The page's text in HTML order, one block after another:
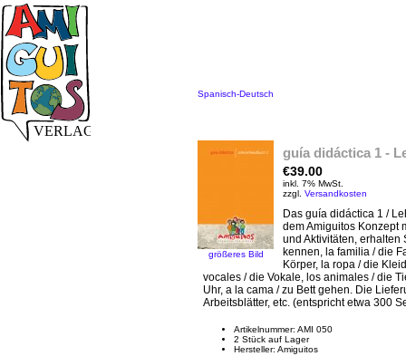
Spanisch-Deutsch
größeres Bild
guía didáctica 1 -
€39.00
inkl. 7% MwSt.
zzgl. Versandkosten
Das guía didáctica 1 /
dem Amiguitos Konzept
und Aktivitäten,
kennen, la familia / die
Körper, la ropa / die
vocales / die Vokale, los animales / die
Uhr, a la cama / zu Bett gehen. Die
Arbeitsblätter, etc. (entspricht etwa 300
Artikelnummer: AMI 050
2 Stück auf Lager
Hersteller: Amiguitos